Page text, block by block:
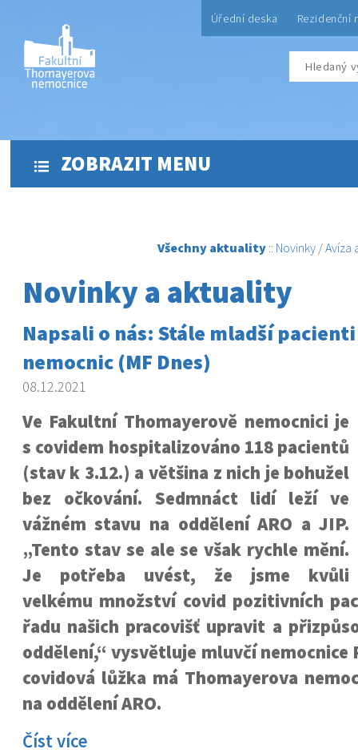
Úřední deska Rezidenční
ZOBRAZIT MENU
Všechny aktuality :: Novinky /Avíza
Novinky a aktuality
Napsali o nás: Stále mladší
nemocnic (MF Dnes)
08.12.2021
Ve Fakultní Thomayerově nemocnici je
s covidem hospitalizováno 118 pacientů
(stav k 3.12.) a většina z nich je bohužel
bez očkování. Sedmnáct lidí leží ve
vážném stavu na oddělení ARO a JIP.
„Tento stav se ale se však rychle mění.
Je potřeba uvést, že jsme kvůli
velkému množství covid pozitivních
řadu našich pracovišť upravit a
oddělení,“ vysvětluje mluvčí nemocnice
covidová lůžka má Thomayerova
na oddělení ARO.
Číst více